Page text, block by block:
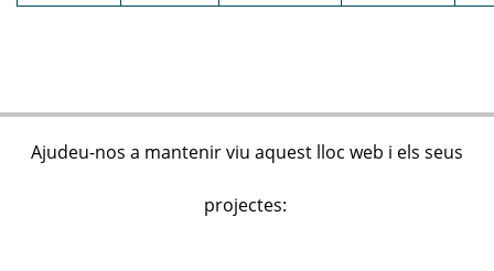
Ajudeu-nos a mantenir viu aquest lloc web i els seus
projectes: